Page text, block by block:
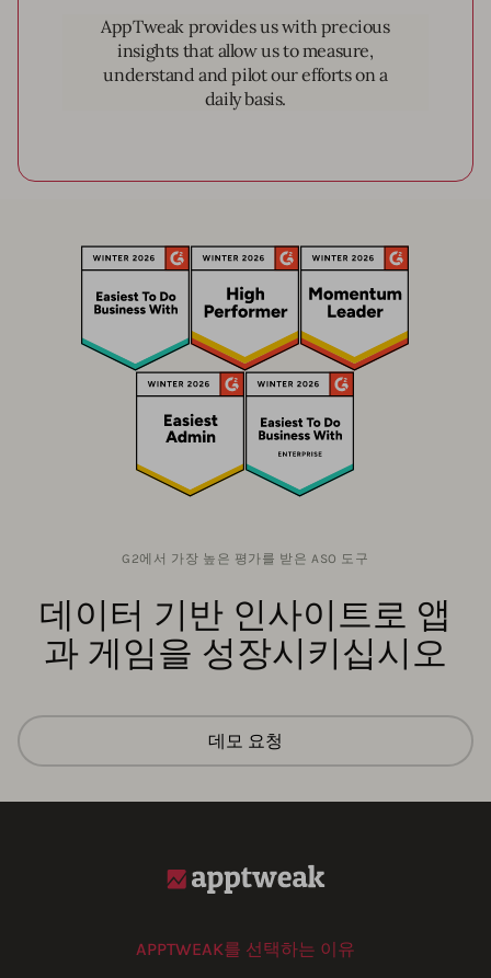
AppTweak provides us with precious
insights that allow us to measure,
understand and pilot our efforts on a
daily basis.
G2에서 가장 높은 평가를 받은 ASO 도구
데이터 기반 인사이트로 앱
과 게임을 성장시키십시오
데모 요청
APPTWEAK를 선택하는 이유